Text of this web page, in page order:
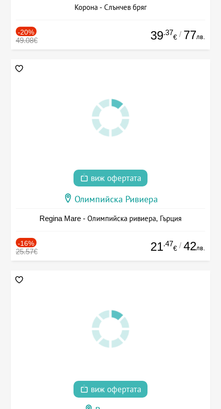
Корона - Слънчев бряг
-20%
49.08€ 39.37
€ / 77лв.
виж офертата
Олимпийска Ривиера
Regina Mare - Олимпийска ривиера, Гърция
-16%
25.57€ 21.47
€ / 42лв.
виж офертата